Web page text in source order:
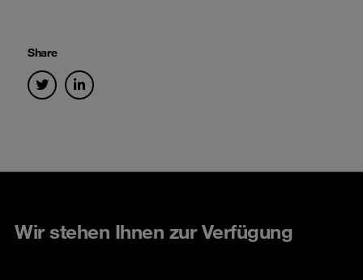
Share
Wir stehen Ihnen zur Verfügung